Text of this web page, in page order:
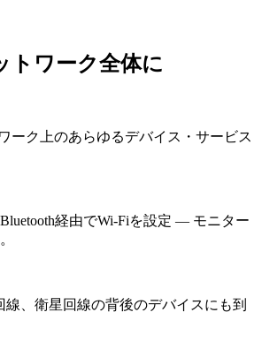
トワーク全体に
ーク上のあらゆるデバイス・サービス
経由でWi-Fiを設定 — モニター
線、衛星回線の背後のデバイスにも到